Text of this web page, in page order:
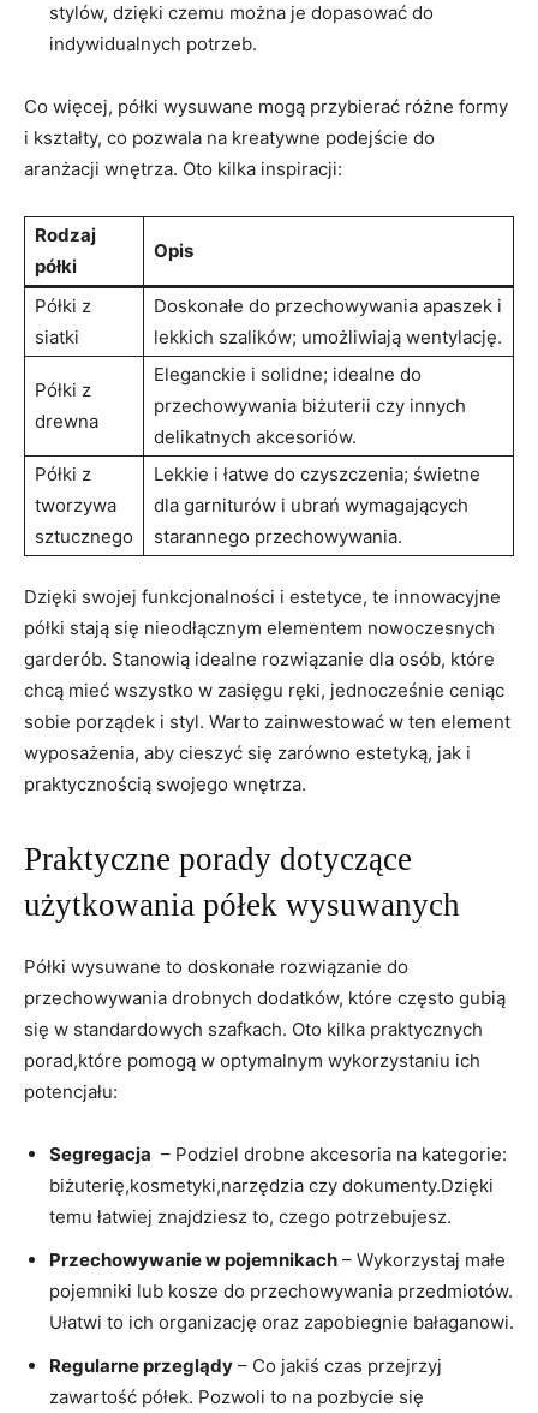
stylów,⁤ dzięki czemu można je dopasować ‌do
indywidualnych potrzeb.
Co więcej, półki wysuwane mogą ⁣przybierać ‍różne ⁣formy
i kształty, co pozwala na kreatywne podejście do
aranżacji wnętrza. Oto⁢ kilka inspiracji:
Rodzaj
półki
Opis
Półki z
siatki
Doskonałe do przechowywania ‌apaszek i
lekkich szalików; umożliwiają wentylację.
Półki z
drewna
Eleganckie i solidne; idealne do
przechowywania biżuterii czy innych
delikatnych akcesoriów.
Półki z
tworzywa
sztucznego
Lekkie ‍i łatwe do czyszczenia; świetne
‌dla garniturów ‍i ubrań wymagających
starannego przechowywania.
Dzięki swojej funkcjonalności⁣ i estetyce,‌ te innowacyjne ​
półki stają ⁢się nieodłącznym ​elementem nowoczesnych
garderób. Stanowią ⁣idealne rozwiązanie ​dla osób, które
chcą mieć wszystko w zasięgu ręki,​ jednocześnie ⁢ceniąc
‌sobie porządek i styl. Warto zainwestować‍ w ten‌ element
wyposażenia, aby cieszyć się zarówno⁤ estetyką, jak i
praktycznością swojego ⁤wnętrza.
Praktyczne porady dotyczące
użytkowania półek‌ wysuwanych
Półki wysuwane to doskonałe rozwiązanie do
przechowywania drobnych dodatków, które często ⁤gubią
się ⁢w standardowych szafkach. Oto kilka praktycznych⁣
porad,które pomogą​ w ⁤optymalnym wykorzystaniu ich
potencjału:
Segregacja ‌ –⁤ Podziel drobne akcesoria na​ kategorie:
biżuterię,kosmetyki,narzędzia czy dokumenty.Dzięki
temu łatwiej znajdziesz to,⁣ czego potrzebujesz.
Przechowywanie w pojemnikach – Wykorzystaj małe
pojemniki lub kosze do⁤ przechowywania przedmiotów.‌
Ułatwi to ich organizację oraz zapobiegnie bałaganowi.
Regularne przeglądy ⁢– Co jakiś czas przejrzyj
⁤zawartość półek. Pozwoli to na pozbycie ⁢się